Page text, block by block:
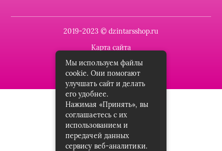
2019-2023 © dzintarsshop.ru
Карта сайта
Пользовательское соглашение
Мы используем файлы
cookie. Они помогают
улучшать сайт и делать
его удобнее.
Нажимая «Принять», вы
соглашаетесь с их
использованием и
передачей данных
сервису веб-аналитики.